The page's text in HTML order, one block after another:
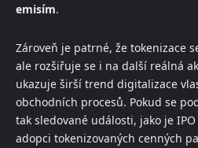
emisím.
Zároveň je patrné, že tokenizace
ale rozšiřuje se i na další reálná
ukazuje širší trend digitalizace
obchodních procesů. Pokud se
tak sledované události, jako je
adopci tokenizovaných cenných